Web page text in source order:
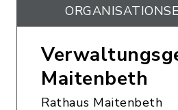
Maitenbeth
Rathaus Maitenbeth